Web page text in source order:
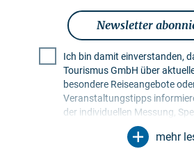
Newsletter
Ich bin damit einverstanden,
Tourismus GmbH über aktuelle Urlaubsthemen,
besondere Reiseangebote
Veranstaltungstipps
der individuellen Messung,
Auswertung von Öffnungs-
Empfängerprofilen zumehr